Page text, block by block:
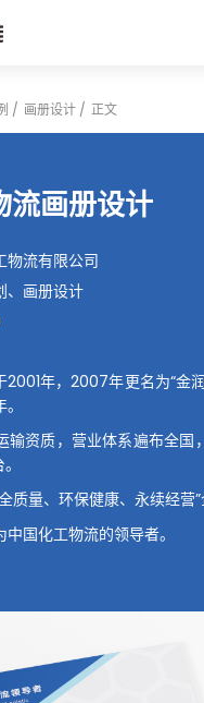
画册设计 正文
流画册设计
物流有限公司
、画册设计
2001年，2007年更名为“金
输资质，营业体系遍布全国
质量、环保健康、永续经营”
国化工物流的领导者。